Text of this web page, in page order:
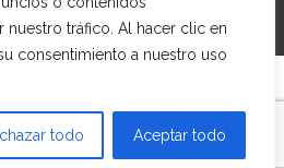
nuestro tráfico. Al hacer clic en
consentimiento a nuestro uso
todo Aceptar todo